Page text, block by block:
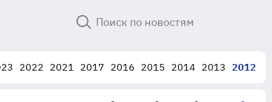
2022 2021 2017 2016 2015 2014 2013 2012